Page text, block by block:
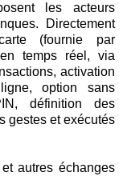
les acteurs
Directement
(fournie par
temps réel, via
activation
option sans
définition des
gestes et exécutés
autres échanges